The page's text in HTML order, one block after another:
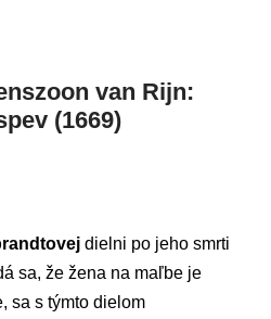
van Rijn:
(1669)
dielni po jeho smrti
sa, že žena na maľbe je
sa s týmto dielom